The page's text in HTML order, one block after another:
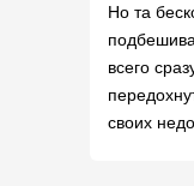
Но та
всего
своих